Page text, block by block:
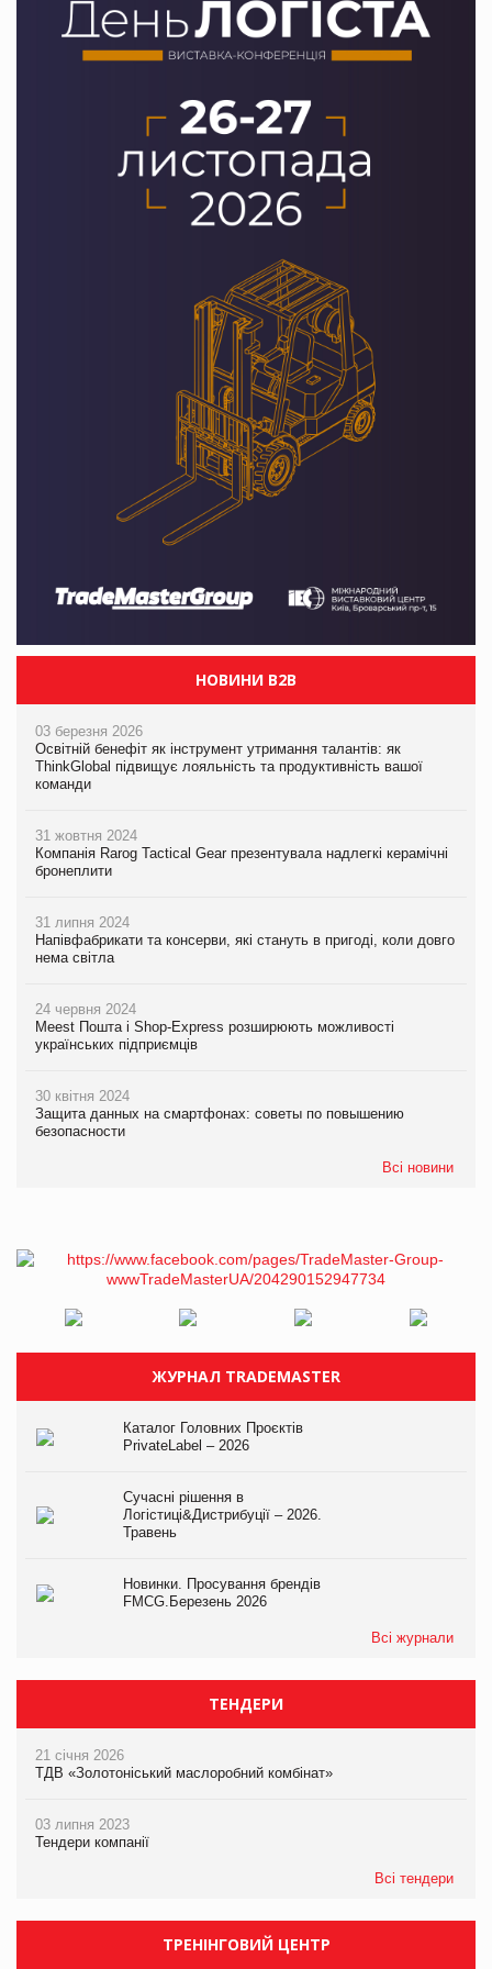
НОВИНИ B2B
03 березня 2026
Освітній бенефіт як інструмент утримання талантів: як
ThinkGlobal підвищує лояльність та продуктивність вашої
команди
31 жовтня 2024
Компанія Rarog Tactical Gear презентувала надлегкі керамічні
бронеплити
31 липня 2024
Напівфабрикати та консерви, які стануть в пригоді, коли довго
нема світла
24 червня 2024
Meest Пошта і Shop-Express розширюють можливості
українських підприємців
30 квітня 2024
Защита данных на смартфонах: советы по повышению
безопасности
Всі новини
ЖУРНАЛ TRADEMASTER
Каталог Головних Проєктів
PrivateLabel – 2026
Сучасні рішення в
Логістиці&Дистрибуції – 2026.
Травень
Новинки. Просування брендів
FMCG.Березень 2026
Всі журнали
ТЕНДЕРИ
21 січня 2026
ТДВ «Золотоніський маслоробний комбінат»
03 липня 2023
Тендери компанії
Всі тендери
ТРЕНІНГОВИЙ ЦЕНТР